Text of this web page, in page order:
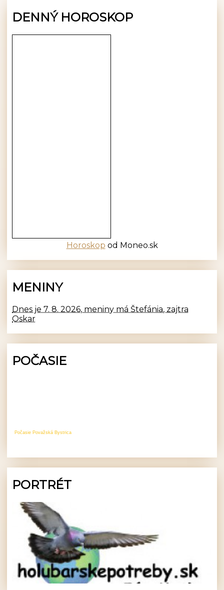
DENNÝ HOROSKOP
Horoskop od Moneo.sk
MENINY
Dnes je 7. 8. 2026, meniny má Štefánia, zajtra
Oskar
POČASIE
Počasie Považská Bystrica
PORTRÉT